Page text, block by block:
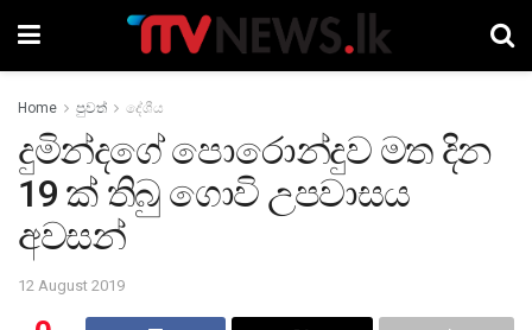
Home පුවත් දේශීය
දුමින්දගේ පොරොන්දුව මත දින
19 ක් තිබු ගොවි උපවාසය
අවසන්
12 August 2019